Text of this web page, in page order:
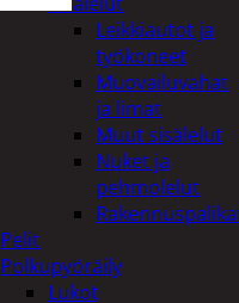
Leikkiautot ja
työkoneet
Muovailuvahat
ja limat
Muut sisälelut
Nuket ja
pehmolelut
Pelit
Polkupyöräily
Lukot